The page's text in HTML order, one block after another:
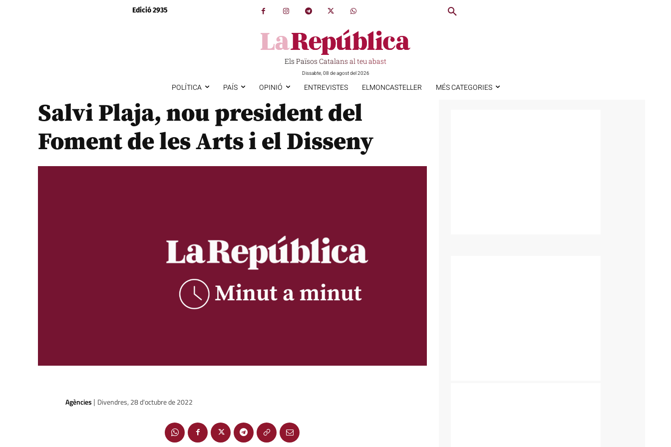
Edició 2935
Els Països Catalans al teu abast
Dissabte, 08 de agost del 2026
POLÍTICA PAÍS OPINIÓ ENTREVISTES ELMONCASTELLER MÉS CATEGORIES
Salvi Plaja, nou president del
Foment de les Arts i el Disseny
Agències | Divendres, 28 d'octubre de 2022